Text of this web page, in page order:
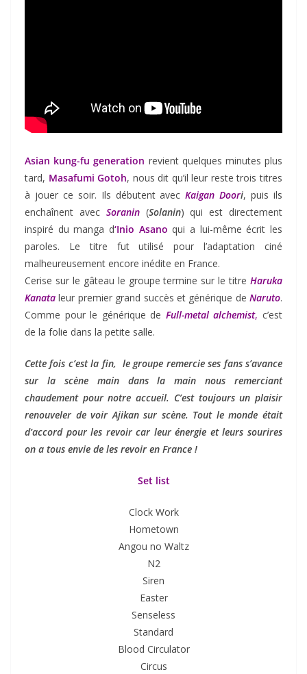
Asian kung-fu generation revient quelques minutes plus
tard, Masafumi Gotoh, nous dit qu’il leur reste trois titres
à jouer ce soir. Ils débutent avecKaigan Doori, puis ils
enchaînent avec Soranin (Solanin) qui est directement
inspiré du manga d‘Inio Asanoqui a lui-même écrit les
paroles. Le titre fut utilisé pour l’adaptation ciné
malheureusement encore inédite en France.
Cerise sur le gâteau le groupe termine sur le titre Haruka
Kanata leur premier grand succès et générique de Naruto.
Comme pour le générique de Full-metal alchemist, c’est
de la folie dans la petite salle.
Cette fois c’est la fin, le groupe remercie ses fans s’avance
sur la scène main dans la main nous remerciant
chaudement pour notre accueil. C’est toujours un plaisir
renouveler de voir Ajikan sur scène. Tout le monde était
d’accord pour les revoir car leur énergie et leurs sourires
on a tous envie de les revoir en France !
Set list
Clock Work
Hometown
Angou no Waltz
N2
Siren
Easter
Senseless
Standard
Blood Circulator
Circus